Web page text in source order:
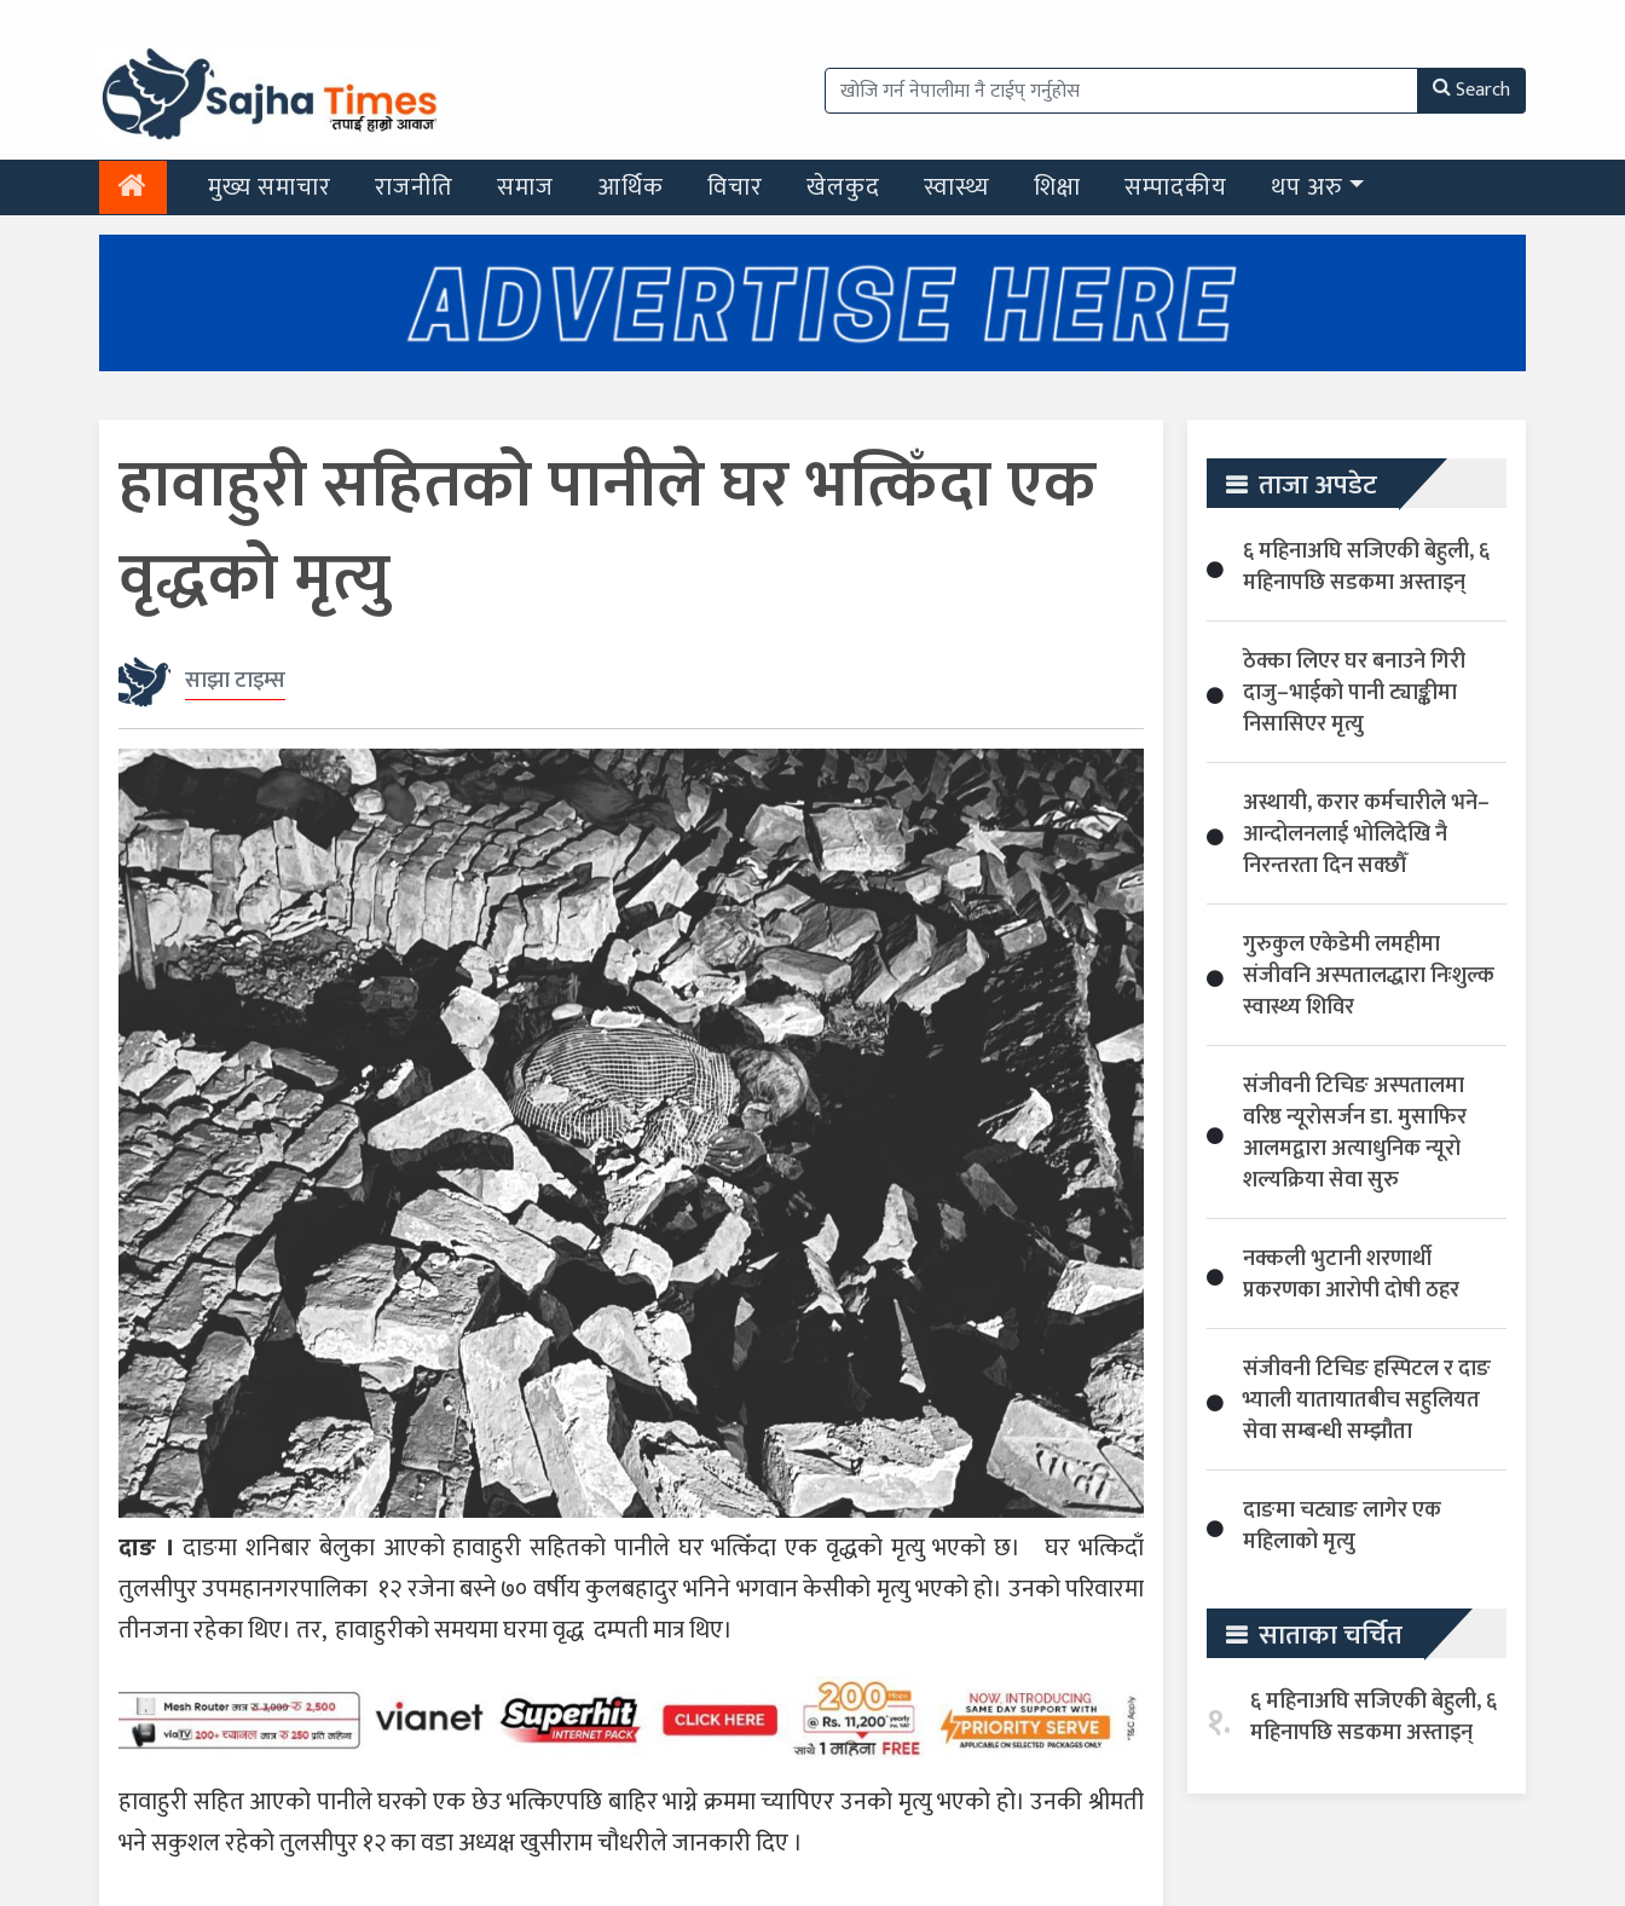
Search
मुख्य समाचार राजनीति समाज आर्थिक विचार खेलकुद स्वास्थ्य शिक्षा सम्पादकीय थप अरु
हावाहुरी सहितको पानीले घर भत्किँदा एक
वृद्धको मृत्यु
साझा टाइम्स
दाङ । दाङमा शनिबार बेलुका आएको हावाहुरी सहितको पानीले घर भत्किँदा एक वृद्धको मृत्यु भएको छ। घर भत्किदाँ
तुलसीपुर उपमहानगरपालिका १२ रजेना बस्ने ७० वर्षीय कुलबहादुर भनिने भगवान केसीको मृत्यु भएको हो। उनको परिवारमा
तीनजना रहेका थिए। तर, हावाहुरीको समयमा घरमा वृद्ध दम्पती मात्र थिए।
हावाहुरी सहित आएको पानीले घरको एक छेउ भत्किएपछि बाहिर भाग्ने क्रममा च्यापिएर उनको मृत्यु भएको हो। उनकी श्रीमती
भने सकुशल रहेको तुलसीपुर १२ का वडा अध्यक्ष खुसीराम चौधरीले जानकारी दिए ।
ताजा अपडेट
६ महिनाअघि सजिएकी बेहुली, ६
महिनापछि सडकमा अस्ताइन्
ठेक्का लिएर घर बनाउने गिरी
दाजु–भाईको पानी ट्याङ्कीमा
निसासिएर मृत्यु
अस्थायी, करार कर्मचारीले भने–
आन्दोलनलाई भोलिदेखि नै
निरन्तरता दिन सक्छौँ
गुरुकुल एकेडेमी लमहीमा
संजीवनि अस्पतालद्धारा निःशुल्क
स्वास्थ्य शिविर
संजीवनी टिचिङ अस्पतालमा
वरिष्ठ न्यूरोसर्जन डा. मुसाफिर
आलमद्वारा अत्याधुनिक न्यूरो
शल्यक्रिया सेवा सुरु
नक्कली भुटानी शरणार्थी
प्रकरणका आरोपी दोषी ठहर
संजीवनी टिचिङ हस्पिटल र दाङ
भ्याली यातायातबीच सहुलियत
सेवा सम्बन्धी सम्झौता
दाङमा चट्याङ लागेर एक
महिलाको मृत्यु
साताका चर्चित
१. ६ महिनाअघि सजिएकी बेहुली, ६
महिनापछि सडकमा अस्ताइन्